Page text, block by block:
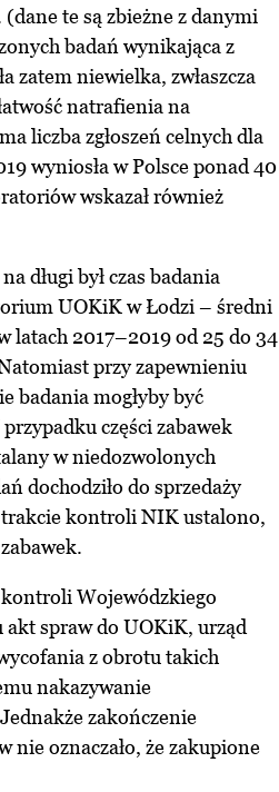
te są zbieżne z danymi
badań wynikająca z
zatem niewielka, zwłaszcza
natrafienia na
liczba zgłoszeń celnych dla
wyniosła w Polsce ponad 40
wskazał również
długi był czas badania
UOKiK w Łodzi – średni
latach 2017–2019 od 25 do 34
przy zapewnieniu
badania mogłyby być
części zabawek
w niedozwolonych
dochodziło do sprzedaży
trakcie kontroli NIK ustalono,
Wojewódzkiego
spraw do UOKiK, urząd
z obrotu takich
nakazywanie
zakończenie
nie oznaczało, że zakupione